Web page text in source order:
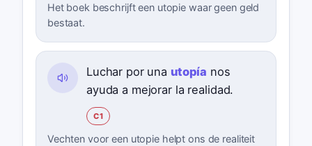
Het boek beschrijft een utopie waar geen geld
bestaat.
Luchar por una utopía nos
ayuda a mejorar la realidad.
C1
Vechten voor een utopie helpt ons de realiteit